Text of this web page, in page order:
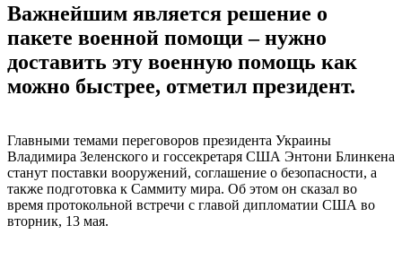
Важнейшим является решение о
пакете военной помощи – нужно
доставить эту военную помощь как
можно быстрее, отметил президент.
Главными темами переговоров президента Украины
Владимира Зеленского и госсекретаря США Энтони Блинкена
станут поставки вооружений, соглашение о безопасности, а
также подготовка к Саммиту мира. Об этом он сказал во
время протокольной встречи с главой дипломатии США во
вторник, 13 мая.